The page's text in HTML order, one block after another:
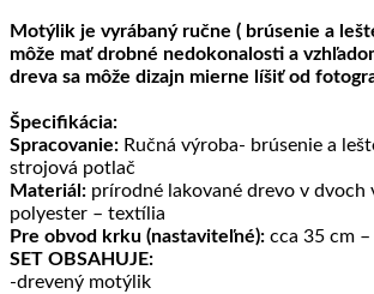
Motýlik je vyrábaný ručne ( brúsenie a
môže mať drobné nedokonalosti a
dreva sa môže dizajn mierne líšiť od
Špecifikácia:
Spracovanie: Ručná výroba- brúsenie a
strojová potlač
Materiál: prírodné lakované drevo v dvoch
polyester – textília
Pre obvod krku (nastaviteľné): cca 35 cm
SET OBSAHUJE:
-drevený motýlik